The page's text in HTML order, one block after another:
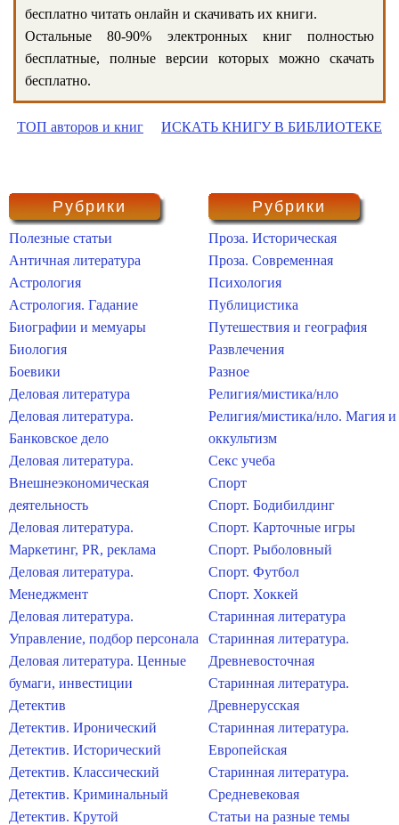
бесплатно читать онлайн и скачивать их книги.
Остальные 80-90% электронных книг полностью
бесплатные, полные версии которых можно скачать
бесплатно.
ТОП авторов и книг ИСКАТЬ КНИГУ В БИБЛИОТЕКЕ
Рубрики
Полезные статьи
Античная литература
Астрология
Астрология. Гадание
Биографии и мемуары
Биология
Боевики
Деловая литература
Деловая литература.
Банковское дело
Деловая литература.
Внешнеэкономическая
деятельность
Деловая литература.
Маркетинг, PR, реклама
Деловая литература.
Менеджмент
Деловая литература.
Управление, подбор персонала
Деловая литература. Ценные
бумаги, инвестиции
Детектив
Детектив. Иронический
Детектив. Исторический
Детектив. Классический
Детектив. Криминальный
Детектив. Крутой
Рубрики
Проза. Историческая
Проза. Современная
Психология
Публицистика
Путешествия и география
Развлечения
Разное
Религия/мистика/нло
Религия/мистика/нло. Магия и
оккультизм
Секс учеба
Спорт
Спорт. Бодибилдинг
Спорт. Карточные игры
Спорт. Рыболовный
Спорт. Футбол
Спорт. Хоккей
Старинная литература
Старинная литература.
Древневосточная
Старинная литература.
Древнерусская
Старинная литература.
Европейская
Старинная литература.
Средневековая
Статьи на разные темы